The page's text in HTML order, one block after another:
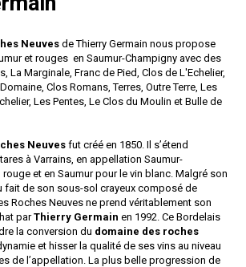
Neuves de Thierry Germain nous propose
et rouges en Saumur-Champigny avec des
La Marginale Franc de Pied Clos de L'Echelier,
Clos Romans ,Terres Outre Terre Les
, Les Pentes, Le Clos du Moulin et Bulle de
Neuves fut créé en 1850. Il s’étend
à Varrains, en appellation Saumur-
et en Saumur pour le vin blanc. Malgré son
fait de son sous-sol crayeux composé de
Roches Neuves ne prend véritablement son
parThierry Germain en 1992. Ce Bordelais
la conversion du domaine des roches
et hisser la qualité de ses vins au niveau
de l’appellation. La plus belle progression de